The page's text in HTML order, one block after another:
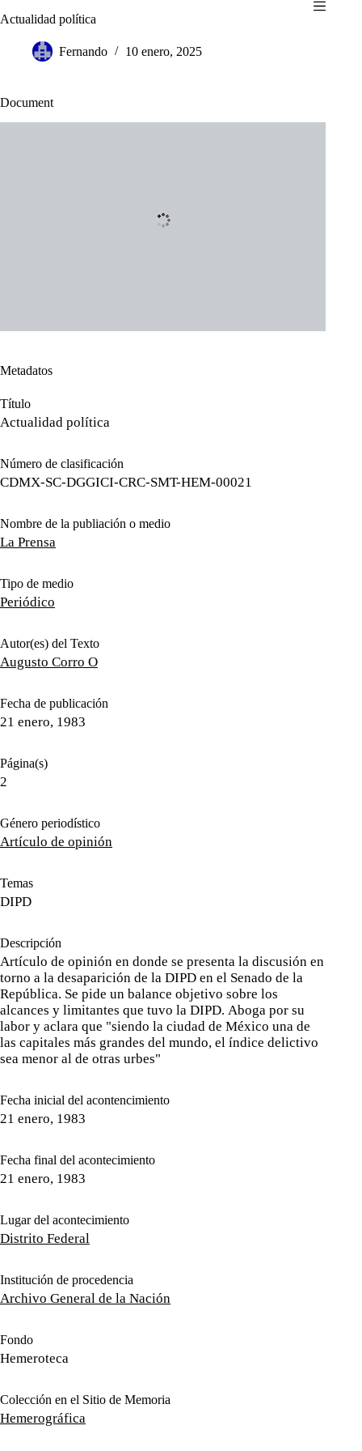
al
Actualidad política
Fernando 10 enero, 2025
Document
Metadatos
Título
Actualidad política
Número de clasificación
CDMX-SC-DGGICI-CRC-SMT-HEM-00021
Nombre de la publiación o medio
La Prensa
Tipo de medio
Periódico
Autor(es) del Texto
Augusto Corro O
Fecha de publicación
21 enero, 1983
Página(s)
2
Género periodístico
Artículo de opinión
Temas
DIPD
Descripción
Artículo de opinión en donde se presenta la discusión en
torno a la desaparición de la DIPD en el Senado de la
República. Se pide un balance objetivo sobre los
alcances y limitantes que tuvo la DIPD. Aboga por su
labor y aclara que "siendo la ciudad de México una de
las capitales más grandes del mundo, el índice delictivo
sea menor al de otras urbes"
Fecha inicial del acontencimiento
21 enero, 1983
Fecha final del acontecimiento
21 enero, 1983
Lugar del acontecimiento
Distrito Federal
Institución de procedencia
Archivo General de la Nación
Fondo
Hemeroteca
Colección en el Sitio de Memoria
Hemerográfica